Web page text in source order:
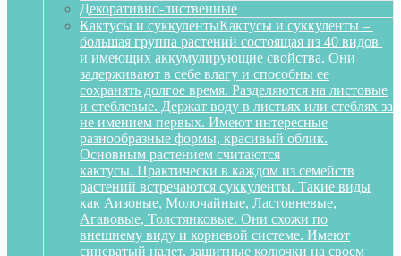
Декоративно-лиственные
Кактусы и суккулентыКактусы и суккуленты –
большая группа растений состоящая из 40 видов
и имеющих аккумулирующие свойства. Они
задерживают в себе влагу и способны ее
сохранять долгое время. Разделяются на листовые
и стеблевые. Держат воду в листьях или стеблях за
не имением первых. Имеют интересные
разнообразные формы, красивый облик.
Основным растением считаются
кактусы. Практически в каждом из семейств
растений встречаются суккуленты. Такие виды
как Аизовые, Молочайные, Ластовневые,
Агавовые, Толстянковые. Они схожи по
внешнему виду и корневой системе. Имеют
синеватый налет, защитные колючки на своем